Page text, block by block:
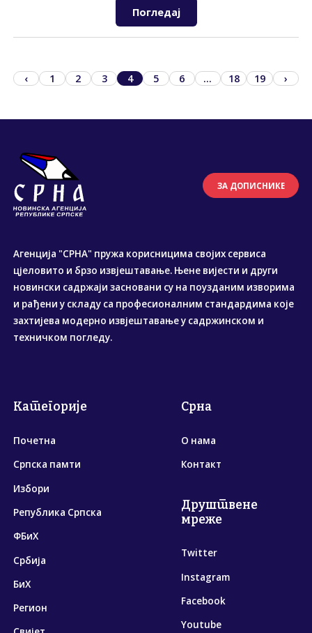
Погледај
‹ 1 2 3 4 5 6 ... 18 19 ›
ЗА ДОПИСНИКЕ
Агенција "СРНА" пружа корисницима својих сервиса
цјеловито и брзо извјештавање. Њене вијести и други
новински садржаји засновани су на поузданим изворима
и рађени у складу са професионалним стандардима које
захтијева модерно извјештавање у садржинском и
техничком погледу.
Категорије
Почетна
Српска памти
Избори
Република Српска
ФБиХ
Србија
БиХ
Регион
Срна
О нама
Контакт
Друштвене
мреже
Twitter
Instagram
Facebook
Youtube